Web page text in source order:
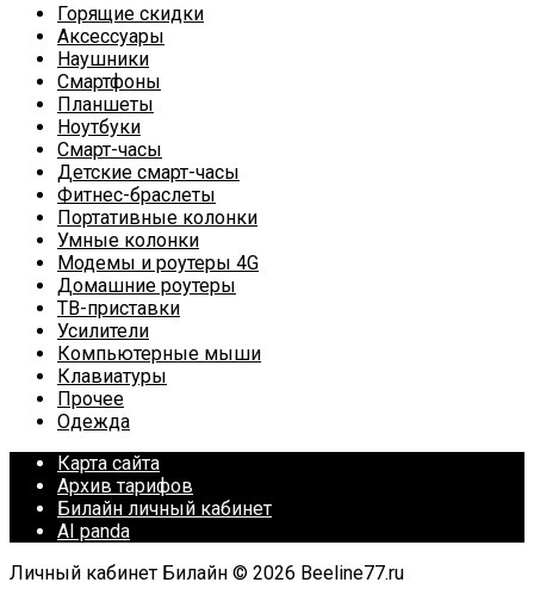
Горящие скидки
Аксессуары
Наушники
Смартфоны
Планшеты
Ноутбуки
Смарт-часы
Детские смарт-часы
Фитнес-браслеты
Портативные колонки
Умные колонки
Модемы и роутеры 4G
Домашние роутеры
ТВ-приставки
Усилители
Компьютерные мыши
Клавиатуры
Прочее
Одежда
Карта сайта
Архив тарифов
Билайн личный кабинет
AI panda
Личный кабинет Билайн © 2026 Beeline77.ru